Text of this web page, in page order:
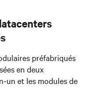
préfabriqués
en deux
un et les modules de